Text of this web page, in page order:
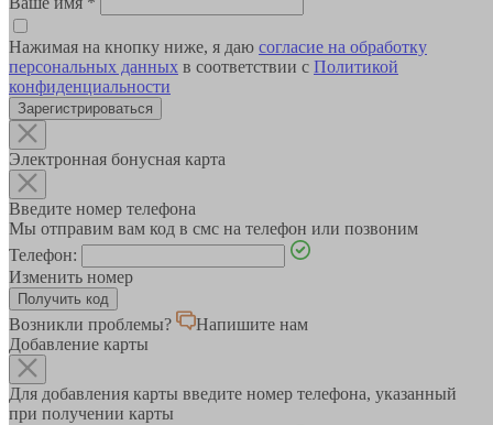
Нажимая на кнопку ниже, я даю согласие на обработку
персональных данных в соответствии с Политикой
конфиденциальности
Зарегистрироваться
Электронная бонусная карта
Введите номер телефона
Мы отправим вам код в смс на телефон или позвоним
Телефон:
Изменить номер
Возникли проблемы?
Напишите нам
Добавление карты
Для добавления карты введите номер телефона, указанный
при получении карты